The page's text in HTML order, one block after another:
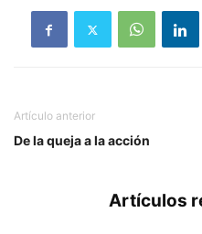
Artículo anterior
De la queja a la acción
Artículos